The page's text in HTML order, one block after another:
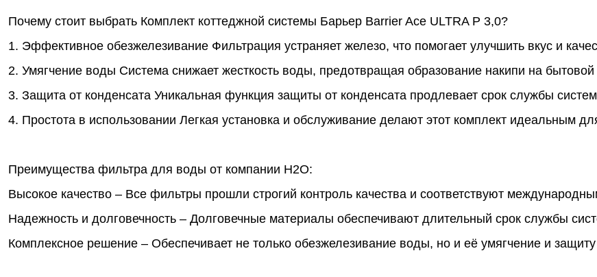
Почему стоит выбрать Комплект коттеджной системы Барьер Barrier Ace ULTRA P 3,0?
1. Эффективное обезжелезивание Фильтрация устраняет железо, что помогает улучшить вкус и
2. Умягчение воды Система снижает жесткость воды, предотвращая образование накипи на бытовой
3. Защита от конденсата Уникальная функция защиты от конденсата продлевает срок службы
4. Простота в использовании Легкая установка и обслуживание делают этот комплект идеальным
Преимущества фильтра для воды от компании Н2О:
Высокое качество – Все фильтры прошли строгий контроль качества и соответствуют
Надежность и долговечность – Долговечные материалы обеспечивают длительный срок службы
Комплексное решение – Обеспечивает не только обезжелезивание воды, но и её умягчение и защиту